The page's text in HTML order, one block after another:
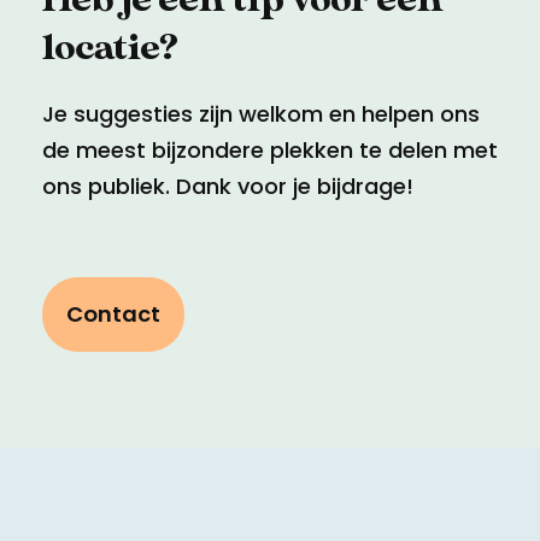
locatie?
Je suggesties zijn welkom en helpen ons
de meest bijzondere plekken te delen met
ons publiek. Dank voor je bijdrage!
Contact